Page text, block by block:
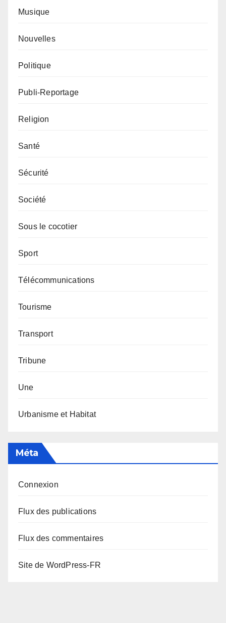
Musique
Nouvelles
Politique
Publi-Reportage
Religion
Santé
Sécurité
Société
Sous le cocotier
Sport
Télécommunications
Tourisme
Transport
Tribune
Une
Urbanisme et Habitat
Méta
Connexion
Flux des publications
Flux des commentaires
Site de WordPress-FR